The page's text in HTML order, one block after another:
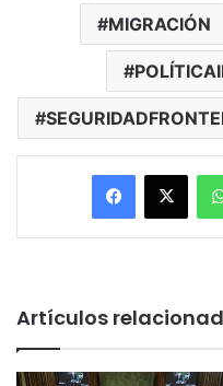
MIGRACIÓN
Facebook
X
Artículos